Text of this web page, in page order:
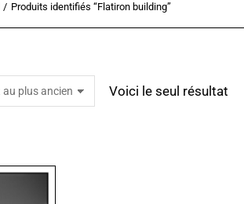
Produits identifiés “Flatiron building”
Voici le seul résultat